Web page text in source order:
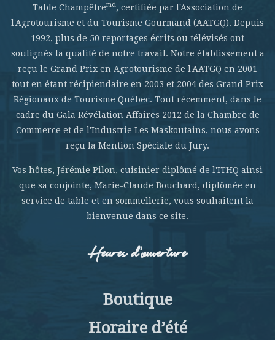
Table Champêtremd, certifiée par l'Association de
l'Agrotourisme et du Tourisme Gourmand (AATGQ). Depuis
1992, plus de 50 reportages écrits ou télévisés ont
soulignés la qualité de notre travail. Notre établissement a
reçu le Grand Prix en Agrotourisme de l'AATGQ en 2001
tout en étant récipiendaire en 2003 et 2004 des Grand Prix
Régionaux de Tourisme Québec. Tout récemment, dans le
cadre du Gala Révélation Affaires 2012 de la Chambre de
Commerce et de l'Industrie Les Maskoutains, nous avons
reçu la Mention Spéciale du Jury.
Vos hôtes, Jérémie Pilon, cuisinier diplômé de l'ITHQ ainsi
que sa conjointe, Marie-Claude Bouchard, diplômée en
service de table et en sommellerie, vous souhaitent la
bienvenue dans ce site.
Heures d’ouverture
Boutique
Horaire d’été